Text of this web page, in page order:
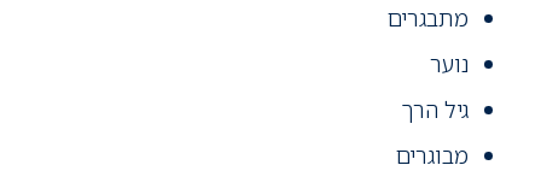
מתבגרים
נוער
גיל הרך
מבוגרים